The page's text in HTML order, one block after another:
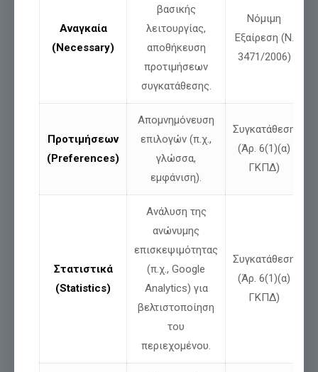
Σχετικές αναρτήσεις
Αναγκαία
(Necessary)
βασικής
λειτουργίας,
αποθήκευση
προτιμήσεων
συγκατάθεσης.
Νόμιμη
Εξαίρεση (Ν.
3471/2006)
Προτιμήσεων
(Preferences)
Απομνημόνευση
επιλογών (π.χ.,
γλώσσα,
εμφάνιση).
Συγκατάθεση
(Άρ. 6(1)(α)
ΓΚΠΔ)
Στατιστικά
(Statistics)
Ανάλυση της
ανώνυμης
επισκεψιμότητας
(π.χ., Google
Analytics) για
βελτιστοποίηση
του
περιεχομένου.
Συγκατάθεση
(Άρ. 6(1)(α)
ΓΚΠΔ)